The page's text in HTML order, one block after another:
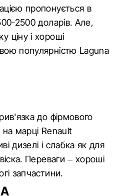
пропонується в
2500 доларів. Але,
ціну і хороші
популярністю Laguna
до фірмового
на марці Renault
дизелі і слабка як для
Переваги – хороші
запчастини.